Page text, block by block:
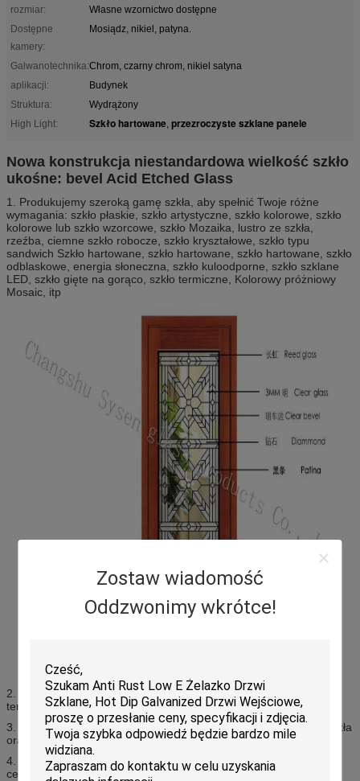
Zostaw wiadomość
Oddzwonimy wkrótce!
rozmiar:
Własne wzornictwo dostępne
Dostępne
kamery:
Mosiądz, nikiel, patyna.
Galwanotechnika:Chrom, czarny chrom, nikiel satyna
aplikacji:
Budynek
Struktura:
Wydrążony
High Light:
Szkło hartowane, przezroczyste szklane panele
Nowa konstrukcja niestandardowa wielkość szkło
ukośne: bevel Acid Etched Glass
1. Produkujemy szeroką gamę szkła, aby spełnić Twoje różne
wymagania: szkło płaskie, szkło artystyczne, szkło kolorowe, szkło
kolorowe lub szkło wzorcowe, szkło Mozaika, lustro ze szkła,
rzeźba, ciemne szkło robocze, szkło kryształowe, szkło typu
sandwich Szkło hartowane, szkło hartowane, szkło hartowane, szkło
odblaskowe, energia słoneczna, szkło kuloodporne, szkło szklane
LED, szkło gięte na gorąco, szkło termiczne, Kolorowy próżniowy
Mosaic, itp
2. Mają największe linie produkcyjne hartowane, aby zapewnić
terminowość.
3. Szkło Lepond Glass gwarantuje otrzymanie wysokiej jakości szkła
oraz najbardziej konkurencyjnej ceny.
4. Wszystkie produkty są zgodne z normą ISO9001: 2000 i
certyfikatem CE w celu zapewnienia doskonałej jakości.